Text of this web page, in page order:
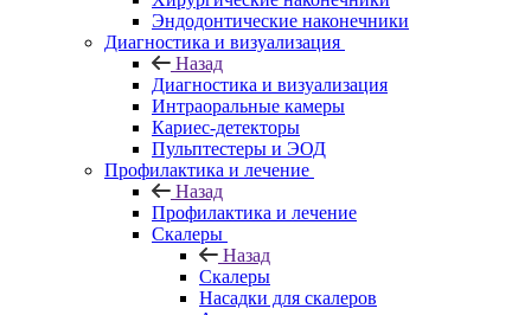
Эндодонтические наконечники
Диагностика и визуализация
Назад
Диагностика и визуализация
Интраоральные камеры
Кариес-детекторы
Пульптестеры и ЭОД
Профилактика и лечение
Назад
Профилактика и лечение
Скалеры
Назад
Скалеры
Насадки для скалеров